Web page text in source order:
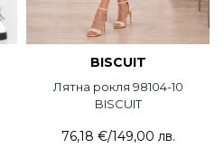
BISCUIT
Лятна рокля 98104-10
BISCUIT
76,18 €/149,00 лв.